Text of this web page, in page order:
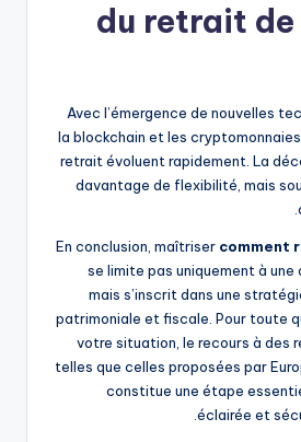
du retrait de
Avec l’émergence de nouvelles
la blockchain et les
retrait évoluent rapidement. La
davantage de flexibilité, mais
En conclusion, maîtriser comment
se limite pas uniquement à
mais s’inscrit dans une
patrimoniale et fiscale. Pour toute
votre situation, le recours à des
telles que celles proposées par
constitue une étape
éclairée et